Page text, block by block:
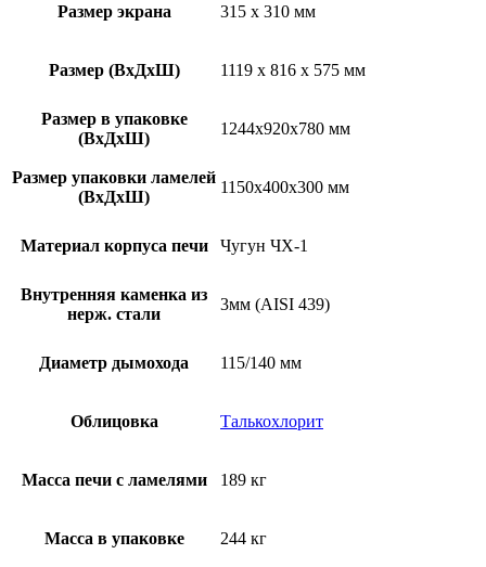
Размер экрана 315 х 310 мм
Размер (ВхДхШ) 1119 х 816 х 575 мм
Размер в упаковке
(ВхДхШ)
1244х920х780 мм
Размер упаковки ламелей
(ВхДхШ)
1150х400х300 мм
Материал корпуса печи Чугун ЧХ-1
Внутренняя каменка из
нерж. стали
3мм (AISI 439)
Диаметр дымохода 115/140 мм
Облицовка Талькохлорит
Масса печи с ламелями 189 кг
Масса в упаковке 244 кг